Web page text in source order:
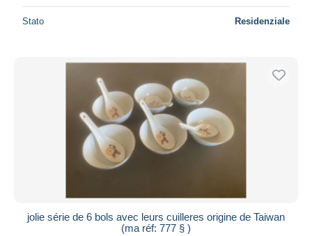
Stato Residenziale
jolie série de 6 bols avec leurs cuilleres origine de Taiwan
(ma réf: 777 § )